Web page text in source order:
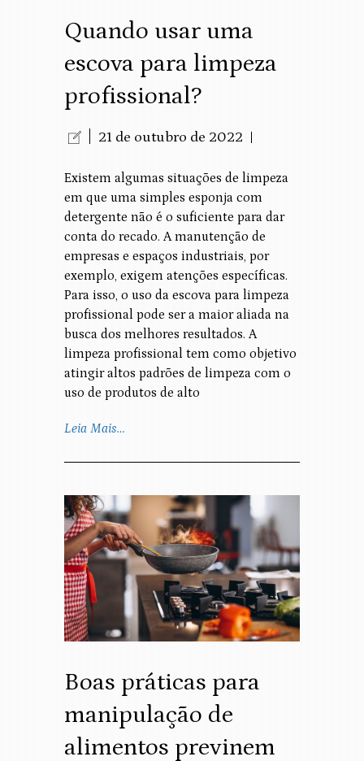
Quando usar uma
escova para limpeza
profissional?
21 de outubro de 2022
Existem algumas situações de limpeza
em que uma simples esponja com
detergente não é o suficiente para dar
conta do recado. A manutenção de
empresas e espaços industriais, por
exemplo, exigem atenções específicas.
Para isso, o uso da escova para limpeza
profissional pode ser a maior aliada na
busca dos melhores resultados. A
limpeza profissional tem como objetivo
atingir altos padrões de limpeza com o
uso de produtos de alto
Leia Mais…
Boas práticas para
manipulação de
alimentos previnem